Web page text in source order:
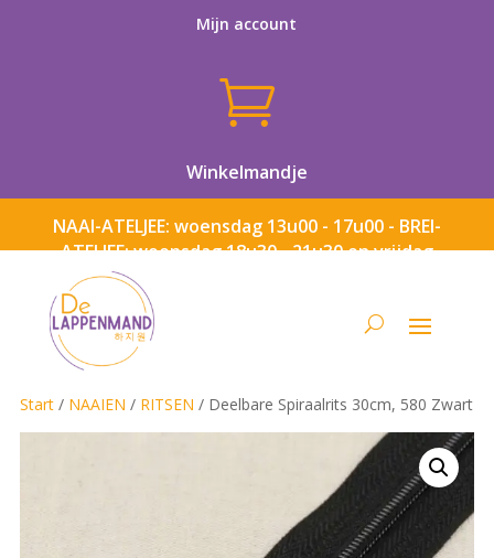
Mijn account

Winkelmandje
NAAI-ATELJEE: woensdag 13u00 - 17u00 - BREI-
ATELJEE: woensdag 18u30 - 21u30 en vrijdag
Start/ NAAIEN / RITSEN / Deelbare Spiraalrits 30cm, 580 Zwart